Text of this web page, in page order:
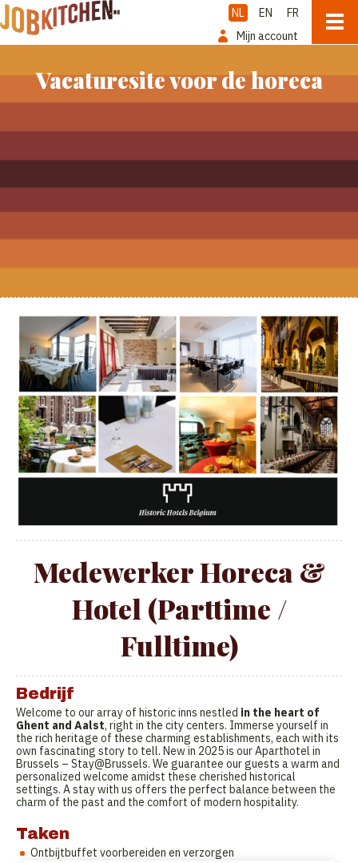
NL EN
FR
Mijn account
Vacaturesite voor de horeca
Medewerker Horeca &
Hotel (Parttime /
Fulltime)
Bedrijf
Welcome to our array of historic inns nestled in the heart of
Ghent and Aalst, right in the city centers. Immerse yourself in
the rich heritage of these charming establishments, each with its
own fascinating story to tell. New in 2025 is our Aparthotel in
Brussels – Stay@Brussels. We guarantee our guests a warm and
personalized welcome amidst these cherished historical
settings. A stay with us offers the perfect balance between the
charm of the past and the comfort of modern hospitality.
Taken
Ontbijtbuffet voorbereiden en verzorgen